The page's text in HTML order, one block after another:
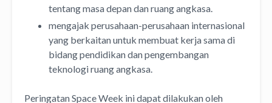
tentang masa depan dan ruang angkasa.
mengajak perusahaan-perusahaan internasional
yang berkaitan untuk membuat kerja sama di
bidang pendidikan dan pengembangan
teknologi ruang angkasa.
Peringatan Space Week ini dapat dilakukan oleh